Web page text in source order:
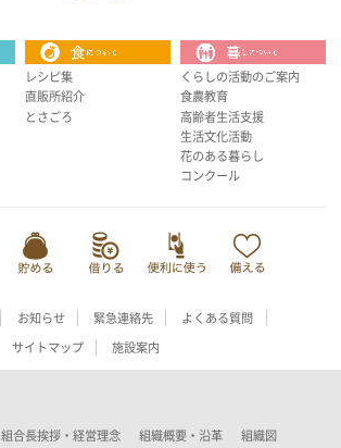
レシピ集
直販所紹介
とさごろ
くらしの活動のご案内
食農教育
高齢者生活支援
生活文化活動
花のある暮らし
コンクール
お知らせ 緊急連絡先 よくある質問
サイトマップ 施設案内
組合長挨拶・経営理念 組織概要・沿革 組織図